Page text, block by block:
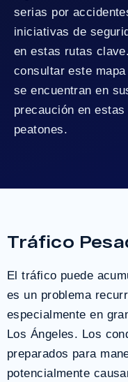
serias por
iniciativas de
en estas rutas
consultar este
se encuentran en
precaución en
peatones.
Tráfico
El tráfico puede
es un problema
especialmente en
Los Ángeles. Los
preparados para
potencialmente